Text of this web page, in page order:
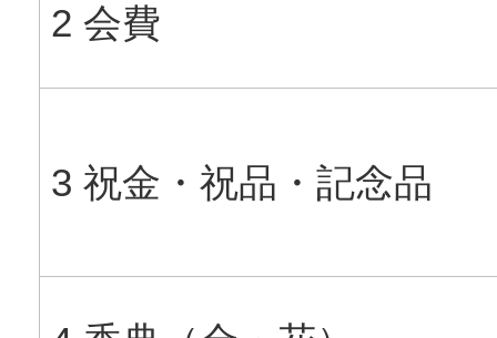
2 会費
3 祝金・祝品・記念品